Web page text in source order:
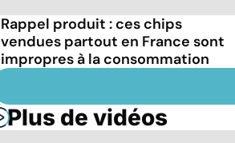
Rappel produit : ces chips
vendues partout en France sont
impropres à la consommation
Plus de vidéos